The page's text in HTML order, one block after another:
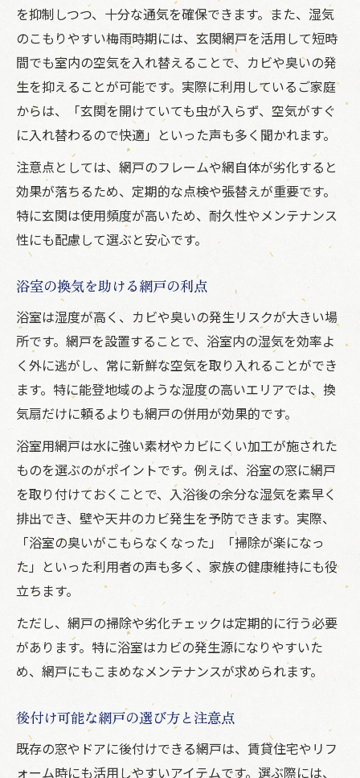
を抑制しつつ、十分な通気を確保できます。また、湿気
のこもりやすい梅雨時期には、玄関網戸を活用して短時
間でも室内の空気を入れ替えることで、カビや臭いの発
生を抑えることが可能です。実際に利用しているご家庭
からは、「玄関を開けていても虫が入らず、空気がすぐ
に入れ替わるので快適」といった声も多く聞かれます。
注意点としては、網戸のフレームや網自体が劣化すると
効果が落ちるため、定期的な点検や張替えが重要です。
特に玄関は使用頻度が高いため、耐久性やメンテナンス
性にも配慮して選ぶと安心です。
浴室の換気を助ける網戸の利点
浴室は湿度が高く、カビや臭いの発生リスクが大きい場
所です。網戸を設置することで、浴室内の湿気を効率よ
く外に逃がし、常に新鮮な空気を取り入れることができ
ます。特に能登地域のような湿度の高いエリアでは、換
気扇だけに頼るよりも網戸の併用が効果的です。
浴室用網戸は水に強い素材やカビにくい加工が施された
ものを選ぶのがポイントです。例えば、浴室の窓に網戸
を取り付けておくことで、入浴後の余分な湿気を素早く
排出でき、壁や天井のカビ発生を予防できます。実際、
「浴室の臭いがこもらなくなった」「掃除が楽になっ
た」といった利用者の声も多く、家族の健康維持にも役
立ちます。
ただし、網戸の掃除や劣化チェックは定期的に行う必要
があります。特に浴室はカビの発生源になりやすいた
め、網戸にもこまめなメンテナンスが求められます。
後付け可能な網戸の選び方と注意点
既存の窓やドアに後付けできる網戸は、賃貸住宅やリフ
ォーム時にも活用しやすいアイテムです。選ぶ際には、